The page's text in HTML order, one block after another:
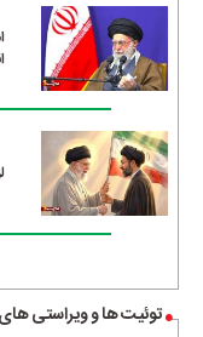
توئیت ها و ویراستی